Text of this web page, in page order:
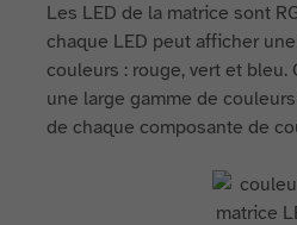
Les LED de la matrice sont
chaque LED peut afficher
couleurs : rouge, vert et
une large gamme de
de chaque composante de